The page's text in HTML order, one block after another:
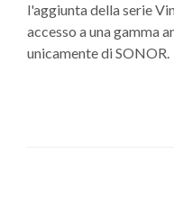
l'aggiunta della serie
accesso a una gamma
unicamente di SONOR.